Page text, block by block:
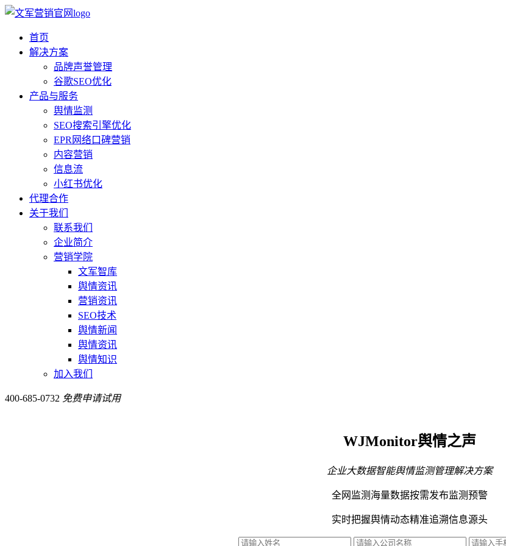
首页
解决方案
品牌声誉管理
谷歌SEO优化
产品与服务
舆情监测
SEO搜索引擎优化
EPR网络口碑营销
内容营销
信息流
小红书优化
代理合作
关于我们
联系我们
企业简介
营销学院
文军智库
舆情资讯
营销资讯
SEO技术
舆情新闻
舆情资讯
舆情知识
加入我们
400-685-0732 免费申请试用
WJMonitor舆情之声
企业大数据智能舆情监测管理解决方案
全网监测海量数据按需发布监测预警
实时把握舆情动态精准追溯信息源头